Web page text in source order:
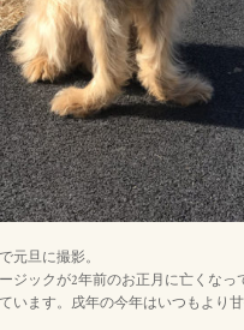
元旦に撮影。
ジックが2年前のお正月に亡くなっ
います。戌年の今年はいつもより